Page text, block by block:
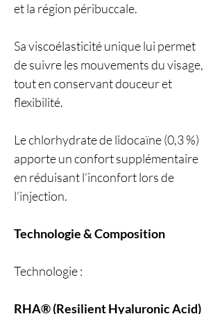
et la région péribuccale.
Sa viscoélasticité unique lui permet
de suivre les mouvements du visage,
tout en conservant douceur et
flexibilité.
Le chlorhydrate de lidocaïne (0,3 %)
apporte un confort supplémentaire
en réduisant l’inconfort lors de
l’injection.
Technologie & Composition
Technologie :
RHA® (Resilient Hyaluronic Acid)